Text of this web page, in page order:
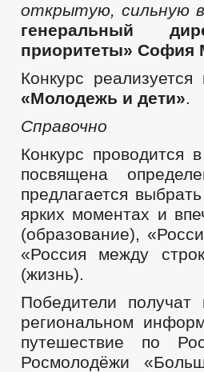
открытую, сильную в
генеральный
приоритеты» София
Конкурс
«Молодежь и дети».
Справочно
Конкурс проводится
посвящена
предлагается
ярких моментах и
(образование),
«Россия между
(жизнь).
Победители получат
региональном
путешествие по
Росмолодёжи